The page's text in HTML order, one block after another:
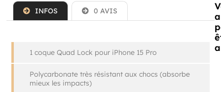
INFOS 0 AVIS
1 coque Quad Lock pour iPhone 15 Pro
Polycarbonate très résistant aux chocs (absorbe
mieux les impacts)